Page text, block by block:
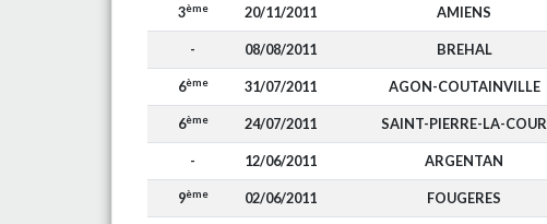
3ème 20/11/2011 AMIENS
- 08/08/2011 BREHAL
6ème 31/07/2011 AGON-COUTAINVILLE
6ème 24/07/2011 SAINT-PIERRE-LA-COUR
- 12/06/2011 ARGENTAN
9ème 02/06/2011 FOUGERES